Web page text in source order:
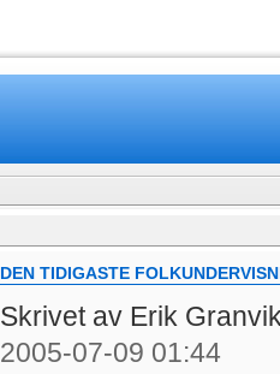
DEN TIDIGASTE
Skrivet av Erik
2005-07-09 01:44